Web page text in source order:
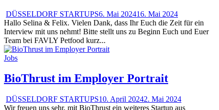
DÜSSELDORF STARTUPS6. Mai 202416. Mai 2024
Hallo Selina & Felix. Vielen Dank, dass Ihr Euch die Zeit für ein
Interview mit uns nehmt! Bitte stellt uns zu Beginn Euch und Euer
Team bei FAVLY Petfood kurz...
Jobs
BioThrust im Employer Portrait
DÜSSELDORF STARTUPS10. April 20242. Mai 2024
Wir freuen uns sehr, mit BioThrust ein weiteres Startup aus